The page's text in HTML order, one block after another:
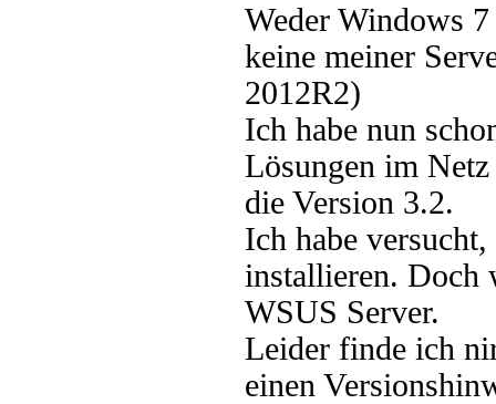
Weder Windows
keine meiner
2012R2)
Ich habe nun
Lösungen im
die Version 3.2.
Ich habe versucht,
installieren. Doch
WSUS Server.
Leider finde ich
einen